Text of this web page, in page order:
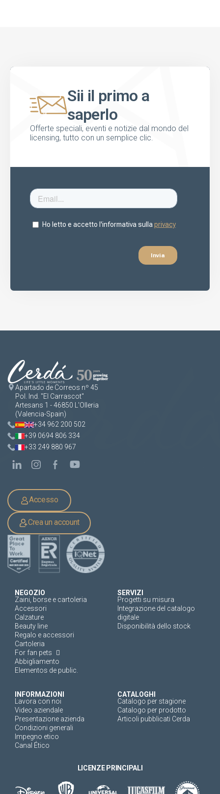
Sii il primo a
saperlo
Offerte speciali, eventi e notizie dal mondo del
licensing, tutto con un semplice clic.
Apartado de Correos nº 45
Pol. Ind. "El Carrascot"
Artesans 1 - 46850 L'Olleria
(Valencia-Spain)
+34 962 200 502
+39 0694 806 334
+33 249 880 967
Accesso
Crea un account
NEGOZIO
Zaini, borse e cartoleria
Accessori
Calzature
Beauty line
Regalo e accessori
Cartoleria
For fan pets
Abbigliamento
Elementos de public.
SERVIZI
Progetti su misura
Integrazione del catalogo
digitale
Disponibilità dello stock
INFORMAZIONI
Lavora con noi
Video aziendale
Presentazione azienda
Condizioni generali
Impegno etico
Canal Ético
CATALOGHI
Catalogo per stagione
Catalogo per prodotto
Articoli pubblicati Cerda
LICENZE PRINCIPALI